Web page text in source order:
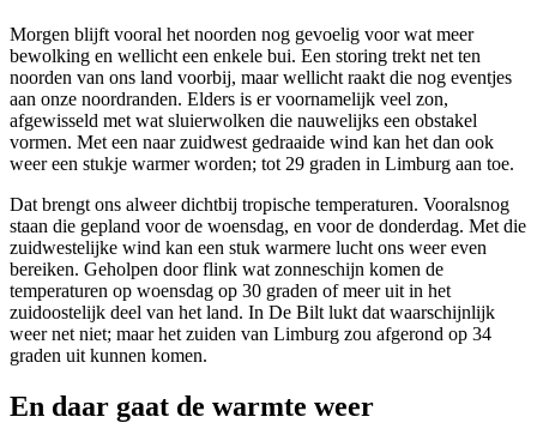
Morgen blijft vooral het noorden nog gevoelig voor wat meer
bewolking en wellicht een enkele bui. Een storing trekt net ten
noorden van ons land voorbij, maar wellicht raakt die nog eventjes
aan onze noordranden. Elders is er voornamelijk veel zon,
afgewisseld met wat sluierwolken die nauwelijks een obstakel
vormen. Met een naar zuidwest gedraaide wind kan het dan ook
weer een stukje warmer worden; tot 29 graden in Limburg aan toe.
Dat brengt ons alweer dichtbij tropische temperaturen. Vooralsnog
staan die gepland voor de woensdag, en voor de donderdag. Met die
zuidwestelijke wind kan een stuk warmere lucht ons weer even
bereiken. Geholpen door flink wat zonneschijn komen de
temperaturen op woensdag op 30 graden of meer uit in het
zuidoostelijk deel van het land. In De Bilt lukt dat waarschijnlijk
weer net niet; maar het zuiden van Limburg zou afgerond op 34
graden uit kunnen komen.
En daar gaat de warmte weer